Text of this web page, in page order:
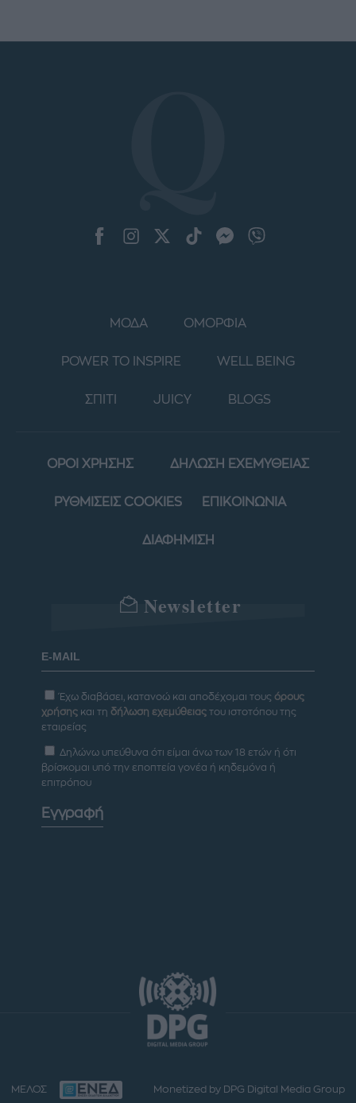
ΜΟΔΑ ΟΜΟΡΦΙΑ
POWER TO INSPIRE WELL BEING
ΣΠΙΤΙ JUICY BLOGS
ΟΡΟΙ ΧΡΗΣΗΣ ΔΗΛΩΣΗ ΕΧΕΜΥΘΕΙΑΣ
ΡΥΘΜΙΣΕΙΣ COOKIES ΕΠΙΚΟΙΝΩΝΙΑ
ΔΙΑΦΗΜΙΣΗ
Newsletter
Έχω διαβάσει, κατανοώ και αποδέχομαι τους όρους
χρήσης και τη δήλωση εχεμύθειας του ιστοτόπου της
εταιρείας
Δηλώνω υπεύθυνα ότι είμαι άνω των 18 ετών ή ότι
βρίσκομαι υπό την εποπτεία γονέα ή κηδεμόνα ή
επιτρόπου
Εγγραφή
ΜΕΛΟΣ Monetized by DPG Digital Media Group